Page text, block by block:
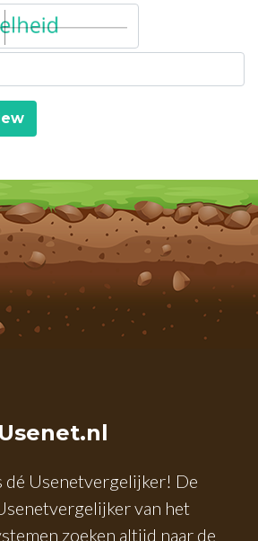
dé Usenetvergelijker! De
van het
zoeken altijd naar de